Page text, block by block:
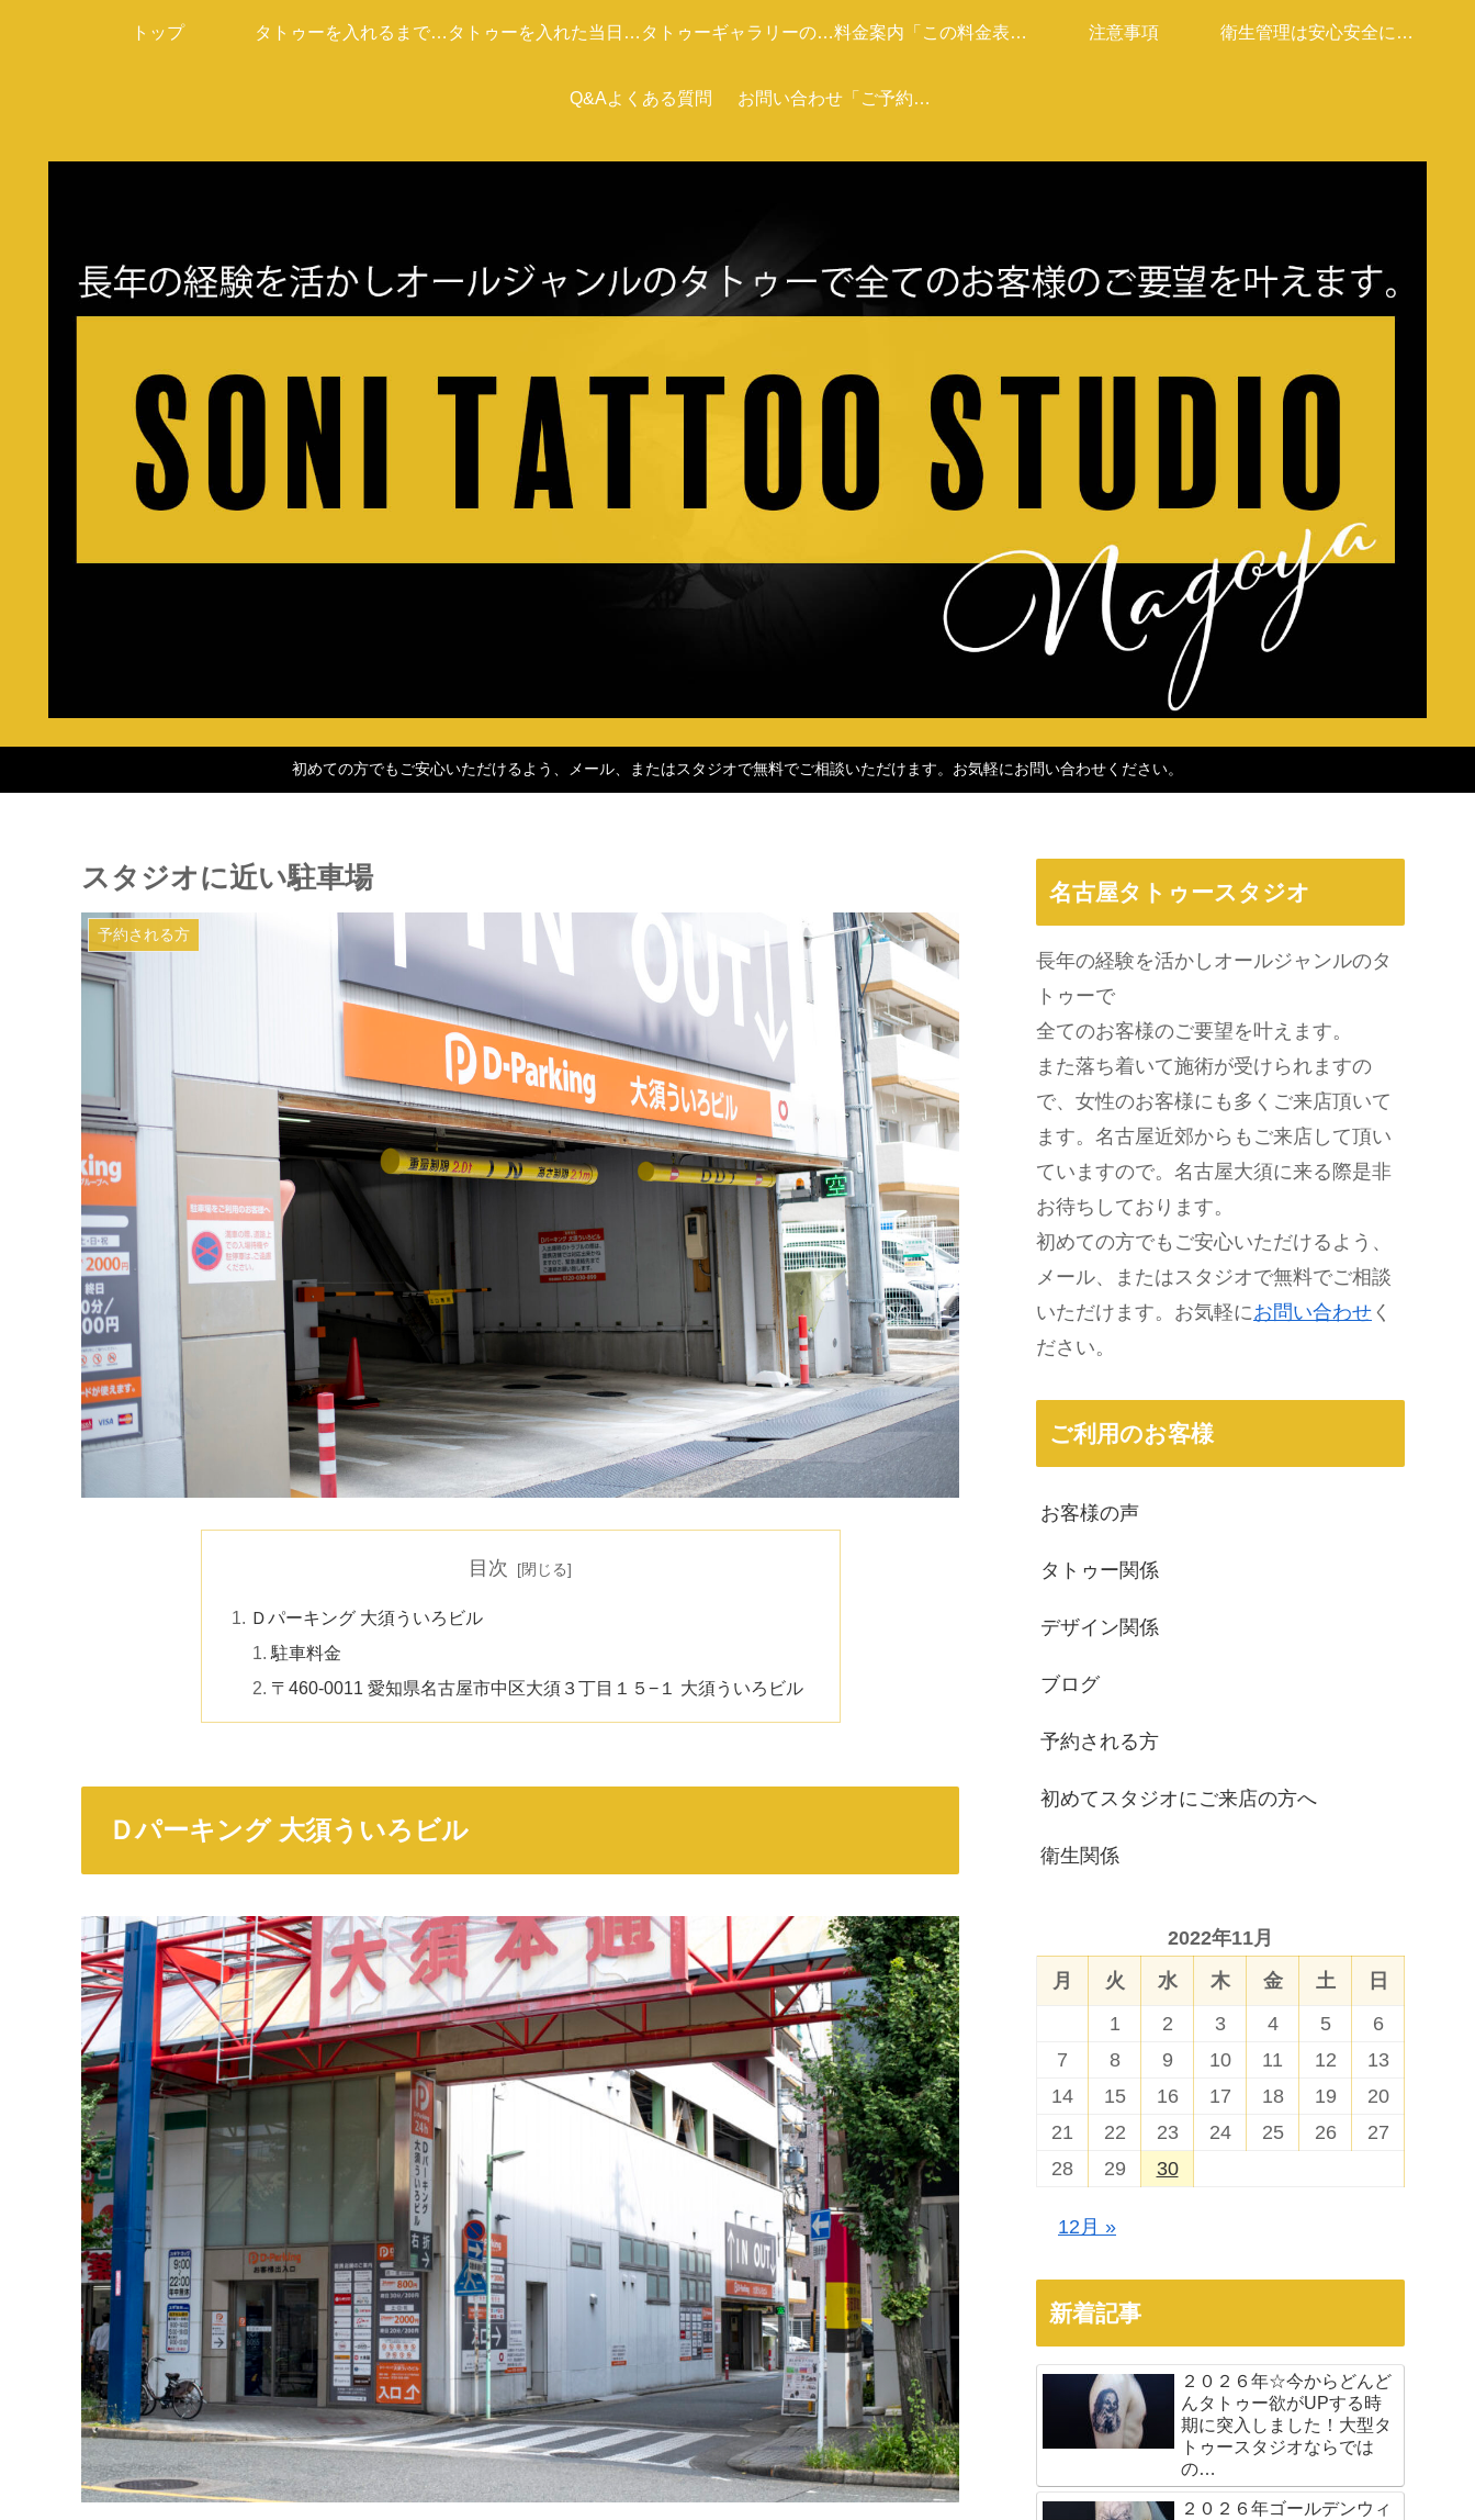
トップ タトゥーを入れるまでの タトゥーを入れた当日の タトゥーギャラリーの紹
介です
料金案内「この料金表は
あくまで目安です」
注意事項 衛生管理は安心安全に取
Q&Aよくある質問 お問い合わせ「ご予約ま
た相談の方は電話またメ
初めての方でもご安心いただけるよう、メール、またはスタジオで無料でご相談いただけます。お気軽にお問い合わせください。
スタジオに近い駐車場
予約される方
目次
Ｄパーキング 大須ういろビル
駐車料金
〒460-0011 愛知県名古屋市中区大須３丁目１５−１ 大須ういろビル
Ｄパーキング 大須ういろビル
名古屋タトゥースタジオ
長年の経験を活かしオールジャンルのタ
トゥーで
全てのお客様のご要望を叶えます。
また落ち着いて施術が受けられますの
で、女性のお客様にも多くご来店頂いて
ます。名古屋近郊からもご来店して頂い
ていますので。名古屋大須に来る際是非
お待ちしております。
初めての方でもご安心いただけるよう、
メール、またはスタジオで無料でご相談
いただけます。お気軽にお問い合わせ く
ださい。
ご利用のお客様
お客様の声
タトゥー関係
デザイン関係
ブログ
予約される方
初めてスタジオにご来店の方へ
衛生関係
2022年11月
月
火 水 木 金 土
日
1
2 3 4 5
6
7
8 9 10 11 12
13
14
15 16 17 18 19
20
21
22 23 24 25 26
27
28
29 30
12月 »
新着記事
２０２６年☆今からどんど
んタトゥー欲がUPする時
期に突入しました！大型タ
トゥースタジオならでは
の…
２０２６年ゴールデンウィ